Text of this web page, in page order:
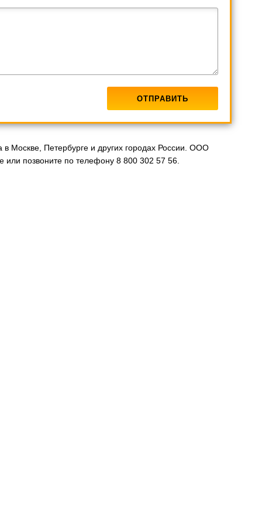
в Москве, Петербурге и других городах России. ООО
позвоните по телефону 8 800 302 57 56.